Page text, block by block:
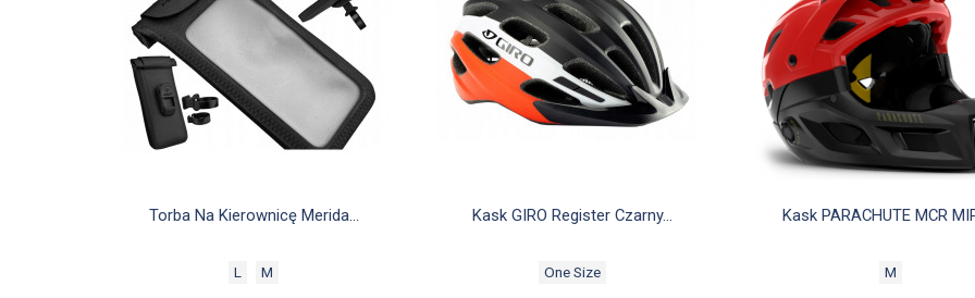
Szybki podgląd
Torba Na Kierownicę Merida...
L M
Szybki podgląd
Kask GIRO Register Czarny...
One Size
Szybki podgląd
Kask PARACHUTE MCR
M